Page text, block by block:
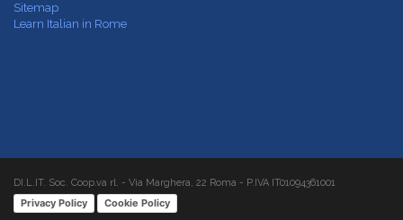
Sitemap
Learn Italian in Rome
DI.L.IT. Soc. Coop.va rl. - Via Marghera, 22 Roma - P.IVA IT01094361001
Privacy Policy Cookie Policy